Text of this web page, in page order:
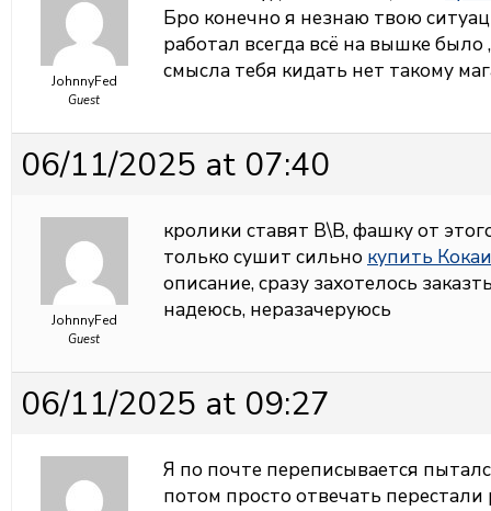
JohnnyFed
Guest
Бро конечно я незнаю твою
работал всегда всё на вышке
смысла тебя кидать нет такому
06/11/2025 at 07:40
JohnnyFed
Guest
кролики ставят В\В, фашку от
только сушит сильно купить
описание, сразу захотелось
надеюсь, неразачеруюсь
06/11/2025 at 09:27
Я по почте переписывается
потом просто отвечать